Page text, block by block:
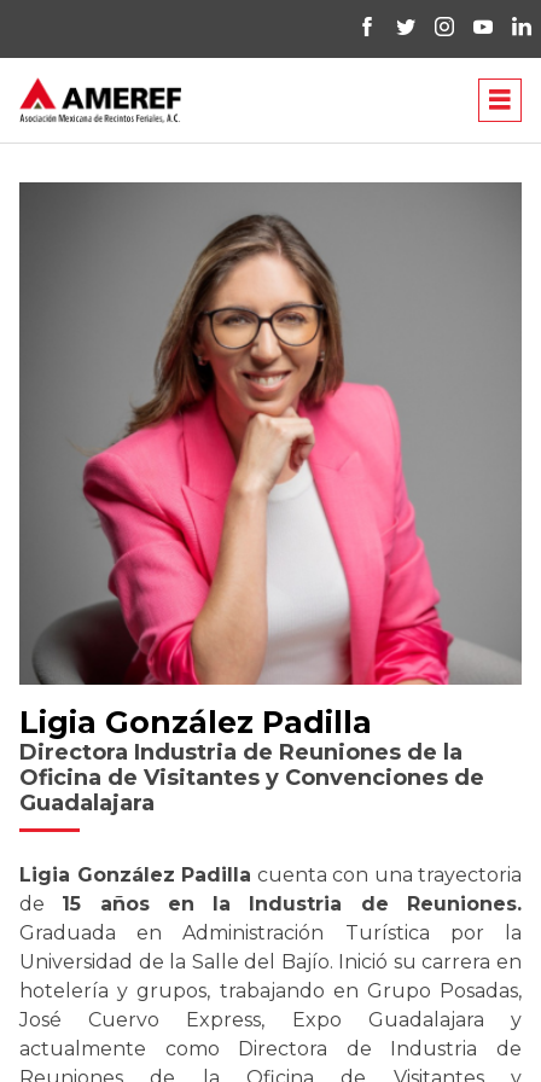
Ligia González Padilla
Directora Industria de Reuniones de la
Oficina de Visitantes y Convenciones de
Guadalajara
Ligia González Padilla cuenta con una trayectoria
de 15 años en la Industria de Reuniones.
Graduada en Administración Turística por la
Universidad de la Salle del Bajío. Inició su carrera en
hotelería y grupos, trabajando en Grupo Posadas,
José Cuervo Express, Expo Guadalajara y
actualmente como Directora de Industria de
Reuniones de la Oficina de Visitantes y